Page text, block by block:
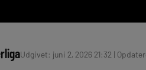
Udgivet: juni 2, 2026 21:32 |